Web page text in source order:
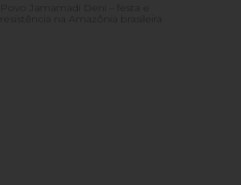
Povo Jamamadi Deni – festa e
resistência na Amazônia brasileira